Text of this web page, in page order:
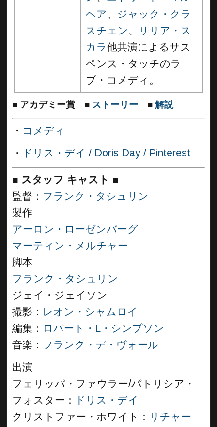
ヘア、 ジャック・クラ
スチェン 、
リリア・ス
カラ他共演によるサス
ペンス・タッチのラ
ブ・コメディ。
■ アカデミー賞 ■ ストーリー ■ 解説
・ コメディ
・
ドリス・デイ / Doris Day / Pinterest
■ スタッフ キャスト ■
監督： フランク・タシュリン
製作
アーロン・ローゼンバーグ
マーティン・メルチャー
脚本
フランク・タシュリン
ジェイ・ジェイソン
撮影： レオン・シャムロイ
編集： ロバート・L・シンプソン
音楽： フランク・デ・ヴォール
出演
フェリッパ・ファウラー/パトリシア・
フォスター：
ドリス・デイ
クリストファー・ホワイト： リチャー